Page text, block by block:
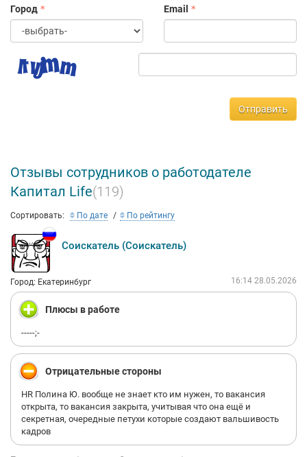
Город Email
Отправить
Отзывы сотрудников о работодателе
Капитал Life(119)
Сортировать: По дате По рейтингу
Соискатель (Соискатель)
Город: Екатеринбург 16:14 28.05.2026
Плюсы в работе
-----;-
Отрицательные стороны
HR Полина Ю. вообще не знает кто им нужен, то вакансия
открыта, то вакансия закрыта, учитывая что она ещё и
секретная, очередные петухи которые создают вальшивость
кадров